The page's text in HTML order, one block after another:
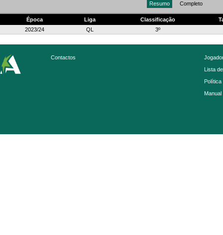
Resumo Completo
Época Liga Classificação
2023/24
QL 3º
Contactos
Lista
Política